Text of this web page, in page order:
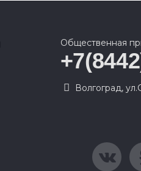
Общественная
Волгоград,